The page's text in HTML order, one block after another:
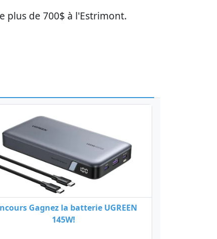
plus de 700$ à l'Estrimont.
Gagnez la batterie UGREEN
145W!